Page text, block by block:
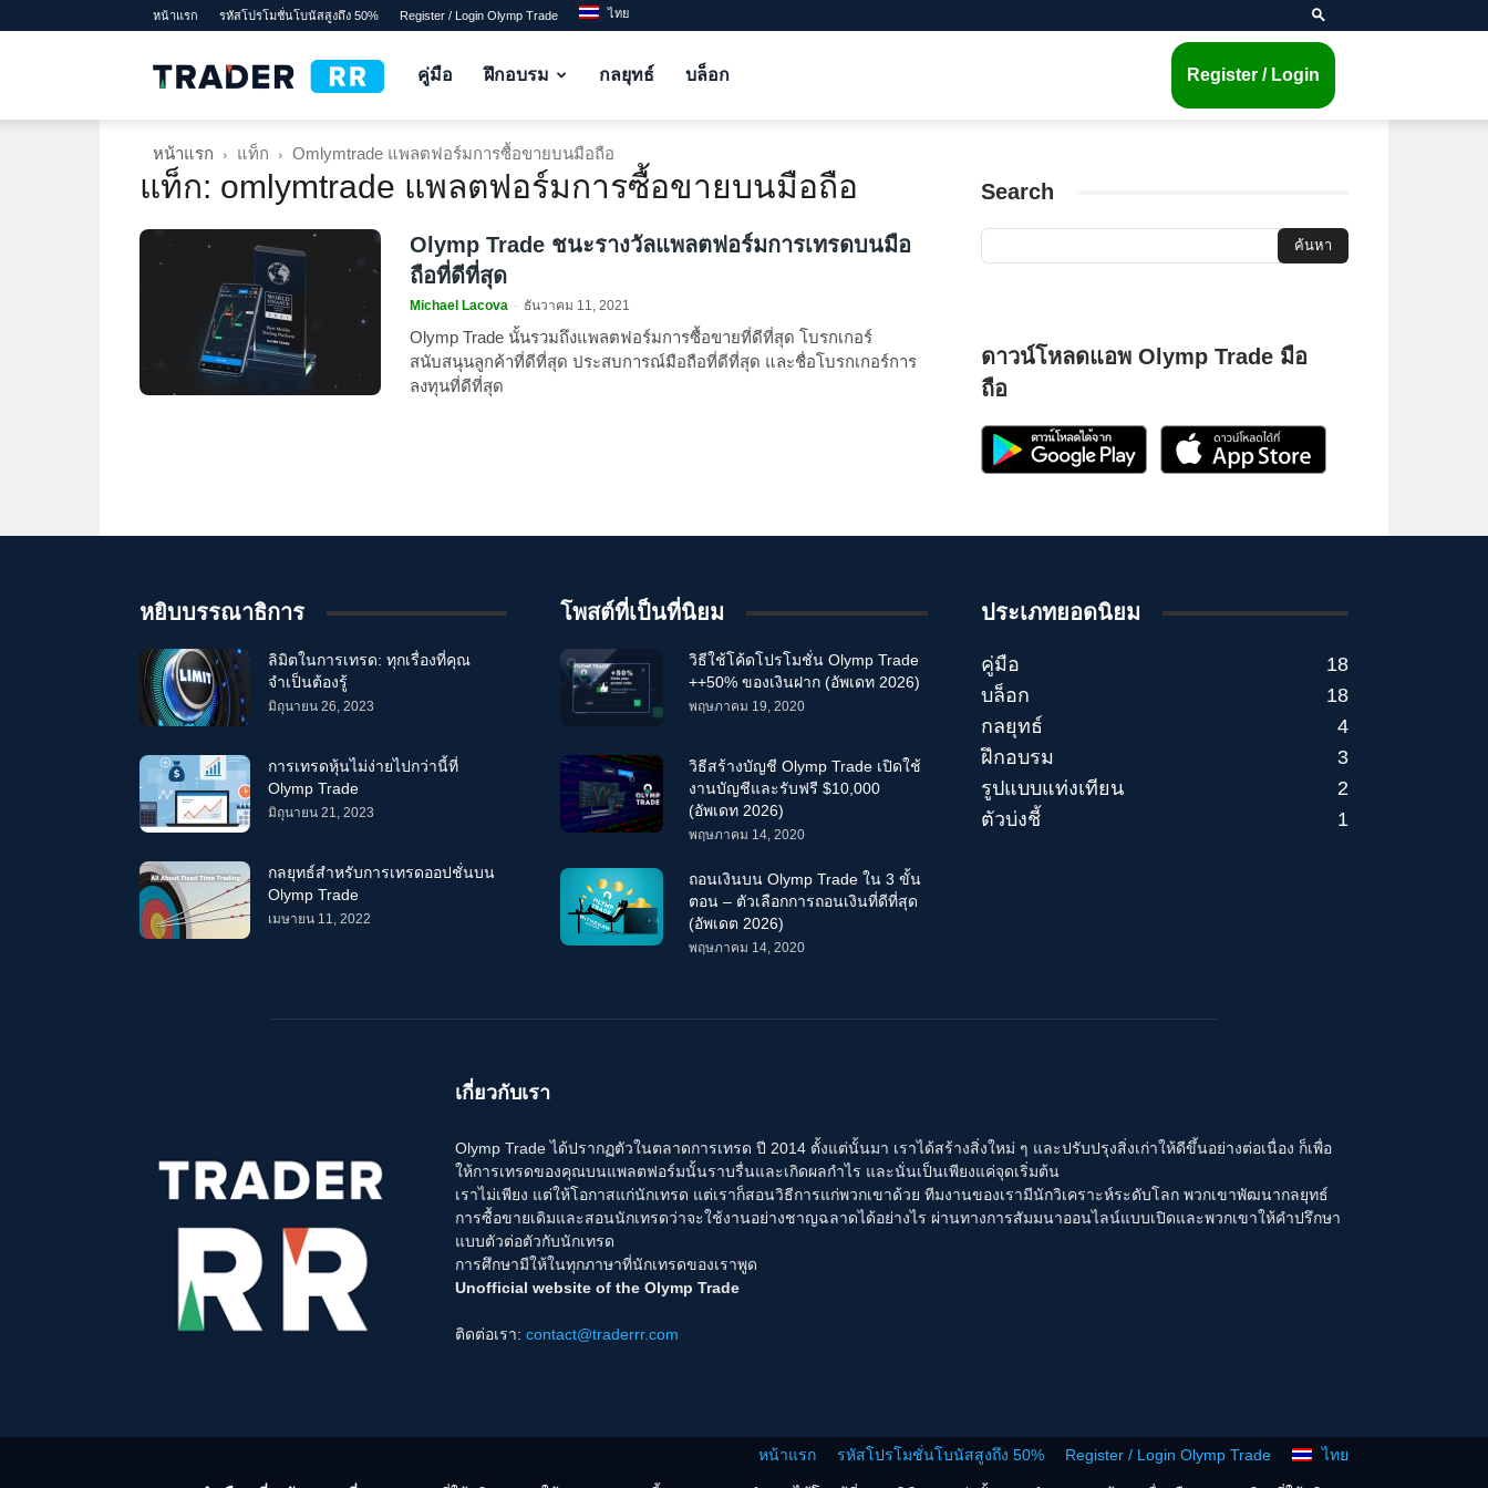
หน้าแรก รหัสโปรโมชั่นโบนัสสูงถึง 50% Register / Login Olymp Trade ไทย
TraderRR
คู่มือ ฝึกอบรม กลยุทธ์ บล็อก Register / Login
หน้าแรก แท็ก Omlymtrade แพลตฟอร์มการซื้อขายบนมือถือ
แท็ก: omlymtrade แพลตฟอร์มการซื้อขายบนมือถือ
Olymp Trade ชนะรางวัลแพลตฟอร์มการเทรดบนมือ
ถือที่ดีที่สุด
Michael Lacova - ธันวาคม 11, 2021
Olymp Trade นั้นรวมถึงแพลตฟอร์มการซื้อขายที่ดีที่สุด โบรกเกอร์
สนับสนุนลูกค้าที่ดีที่สุด ประสบการณ์มือถือที่ดีที่สุด และชื่อโบรกเกอร์การ
ลงทุนที่ดีที่สุด
Search
ดาวน์โหลดแอพ Olymp Trade มือ
ถือ
หยิบบรรณาธิการ
ลิมิตในการเทรด: ทุกเรื่องที่คุณ
จำเป็นต้องรู้
มิถุนายน 26, 2023
การเทรดหุ้นไม่ง่ายไปกว่านี้ที่
Olymp Trade
มิถุนายน 21, 2023
กลยุทธ์สำหรับการเทรดออปชั่นบน
Olymp Trade
เมษายน 11, 2022
โพสต์ที่เป็นที่นิยม
วิธีใช้โค้ดโปรโมชั่น Olymp Trade
++50% ของเงินฝาก (อัพเดท 2026)
พฤษภาคม 19, 2020
วิธีสร้างบัญชี Olymp Trade เปิดใช้
งานบัญชีและรับฟรี $10,000
(อัพเดท 2026)
พฤษภาคม 14, 2020
ถอนเงินบน Olymp Trade ใน 3 ขั้น
ตอน – ตัวเลือกการถอนเงินที่ดีที่สุด
(อัพเดต 2026)
พฤษภาคม 14, 2020
ประเภทยอดนิยม
คู่มือ
18
บล็อก
18
กลยุทธ์
4
ฝึกอบรม
3
รูปแบบแท่งเทียน
2
ตัวบ่งชี้
1
เกี่ยวกับเรา
Olymp Trade ได้ปรากฏตัวในตลาดการเทรด ปี 2014 ตั้งแต่นั้นมา เราได้สร้างสิ่งใหม่ ๆ และปรับปรุงสิ่งเก่าให้ดีขึ้นอย่างต่อเนื่อง ก็เพื่อ
ให้การเทรดของคุณบนแพลตฟอร์มนั้นราบรื่นและเกิดผลกำไร และนั่นเป็นเพียงแค่จุดเริ่มต้น
เราไม่เพียง แต่ให้โอกาสแก่นักเทรด แต่เราก็สอนวิธีการแก่พวกเขาด้วย ทีมงานของเรามีนักวิเคราะห์ระดับโลก พวกเขาพัฒนากลยุทธ์
การซื้อขายเดิมและสอนนักเทรดว่าจะใช้งานอย่างชาญฉลาดได้อย่างไร ผ่านทางการสัมมนาออนไลน์แบบเปิดและพวกเขาให้คำปรึกษา
แบบตัวต่อตัวกับนักเทรด
การศึกษามีให้ในทุกภาษาที่นักเทรดของเราพูด
Unofficial website of the Olymp Trade
ติดต่อเรา: contact@traderrr.com
หน้าแรก รหัสโปรโมชั่นโบนัสสูงถึง 50% Register / Login Olymp Trade ไทย